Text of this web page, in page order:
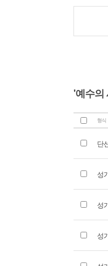
'예수의
형식
단
성
성
성